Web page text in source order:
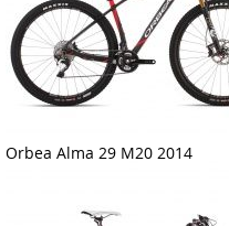
Orbea Alma 29 M20 2014